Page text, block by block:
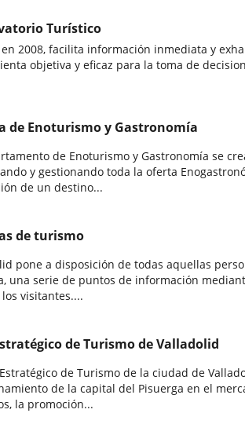
Turístico
2008, facilita información inmediata y
objetiva y eficaz para la toma de
de Enoturismo y Gastronomía
de Enoturismo y Gastronomía se
y gestionando toda la oferta
de un destino...
de turismo
pone a disposición de todas aquellas
una serie de puntos de información
visitantes....
de Turismo de Valladolid
de Turismo de la ciudad de
de la capital del Pisuerga en el
la promoción...